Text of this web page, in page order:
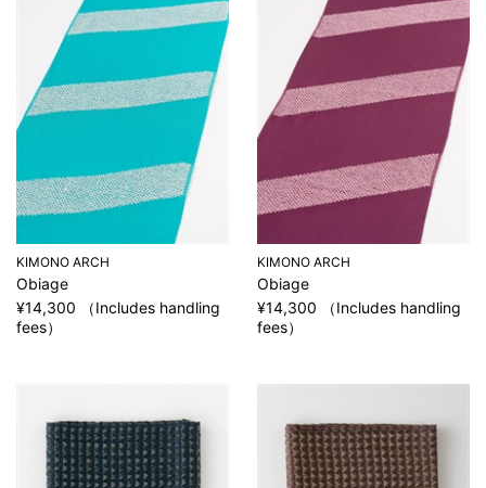
KIMONO ARCH
Obiage
¥14,300 （Includes handling
fees）
KIMONO ARCH
Obiage
¥14,300 （Includes handling
fees）